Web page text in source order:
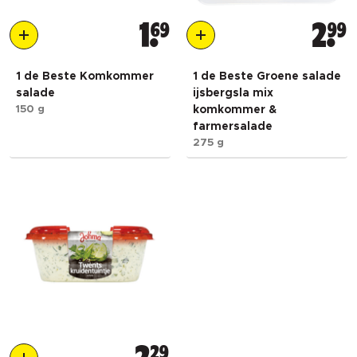
1 69
1 de Beste Komkommer
salade
150 g
299
1 de Beste Groene salade
ijsbergsla mix
komkommer &
farmersalade
275 g
29